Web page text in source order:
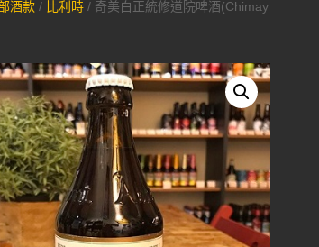
酒款 / 比利時 / 奇美白正統修道院啤酒(Chimay